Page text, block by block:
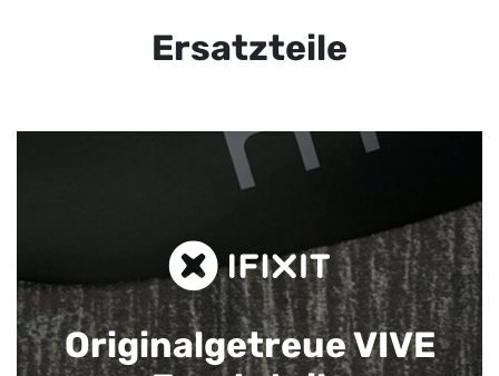
Ersatzteile
Originalgetreue VIVE